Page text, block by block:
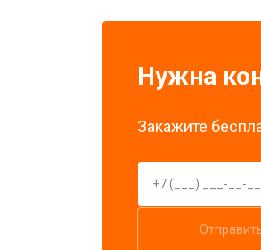
Нужна
Закажите